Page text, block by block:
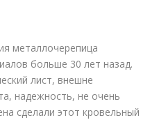
металлочерепица
больше 30 лет назад.
лист, внешне
надежность, не очень
сделали этот кровельный